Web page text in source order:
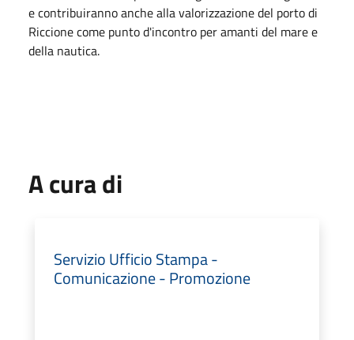
e contribuiranno anche alla valorizzazione del porto di
Riccione come punto d'incontro per amanti del mare e
della nautica.
A cura di
Servizio Ufficio Stampa -
Comunicazione - Promozione